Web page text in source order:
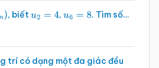
), biếtu2 =4 , u6 =8 . Tìm số…
trí có dạng một đa giác đều